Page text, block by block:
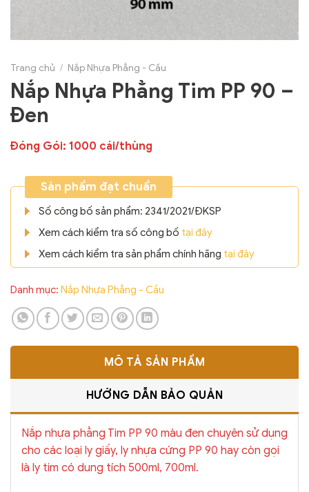
Trang chủ / Nắp Nhựa Phẳng - Cầu
Nắp Nhựa Phẳng Tim PP 90 –
Đen
Đóng Gói: 1000 cái/thùng
Sản phẩm đạt chuẩn
Số công bố sản phẩm: 2341/2021/ĐKSP
Xem cách kiểm tra số công bố tại đây
Xem cách kiểm tra sản phẩm chính hãng tại đây
Danh mục: Nắp Nhựa Phẳng - Cầu
MÔ TẢ SẢN PHẨM
HƯỚNG DẪN BẢO QUẢN
Nắp nhựa phẳng Tim PP 90 màu đen chuyên sử dụng
cho các loại ly giấy, ly nhựa cứng PP 90 hay còn gọi
là ly tim có dung tích 500ml, 700ml.